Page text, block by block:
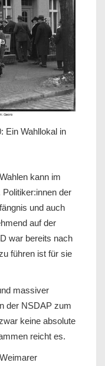
Ein Wahllokal in
kann im
der
und auch
auf der
war bereits nach
führen ist für sie
massiver
der NSDAP zum
keine absolute
reicht es.